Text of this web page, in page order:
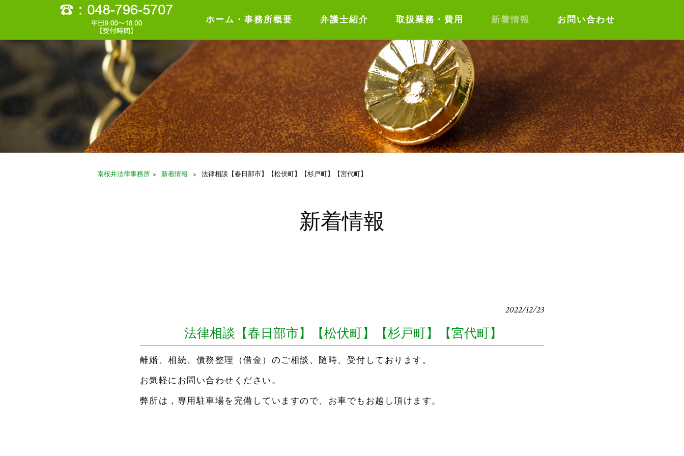
ホーム・事務所概要 弁護士紹介
取扱業務・費用
取扱業務
弁護士費用
ご相談の流れ
新着情報 お問い合わせ
南桜井法律事務所 > 新着情報 > 法律相談【春日部市】【松伏町】【杉戸町】【宮代町】
新着情報
2022/12/23
法律相談【春日部市】【松伏町】【杉戸町】【宮代町】
離婚、相続、債務整理（借金）のご相談、随時、受付しております。
お気軽にお問い合わせください。
弊所は，専用駐車場を完備していますので、お車でもお越し頂けます。